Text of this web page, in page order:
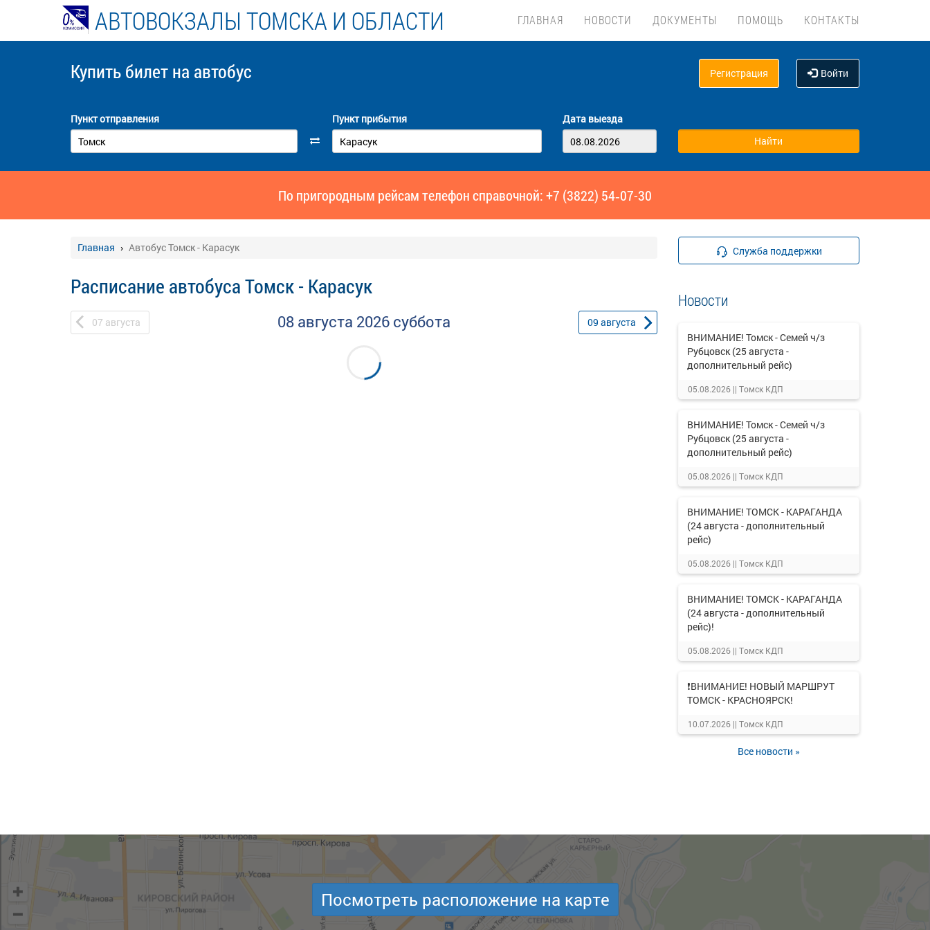
АВТОВОКЗАЛЫ ТОМСКА И ОБЛАСТИ ГЛАВНАЯ НОВОСТИ ДОКУМЕНТЫ ПОМОЩЬ КОНТАКТЫ
Купить билет на автобус Регистрация Войти
Пункт отправления Пункт прибытия Дата выезда
По пригородным рейсам телефон справочной: +7 (3822) 54‑07-30
Главная Автобус Томск - Карасук
Расписание автобуса Томск - Карасук
07 августа 08 августа 2026 суббота 09 августа
Служба поддержки
Новости
ВНИМАНИЕ! Томск - Семей ч/з
Рубцовск (25 августа -
дополнительный рейс)
05.08.2026 || Томск КДП
ВНИМАНИЕ! Томск - Семей ч/з
Рубцовск (25 августа -
дополнительный рейс)
05.08.2026 || Томск КДП
ВНИМАНИЕ! ТОМСК - КАРАГАНДА
(24 августа - дополнительный
рейс)
05.08.2026 || Томск КДП
ВНИМАНИЕ! ТОМСК - КАРАГАНДА
(24 августа - дополнительный
рейс)!
05.08.2026 || Томск КДП
❗ВНИМАНИЕ! НОВЫЙ МАРШРУТ
ТОМСК - КРАСНОЯРСК!
10.07.2026 || Томск КДП
Все новости »
Посмотреть расположение на карте